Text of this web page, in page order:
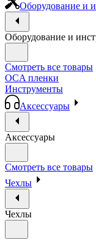
Оборудование и
Оборудование и
Смотреть все товары
OCA пленки
Инструменты
Аксессуары
Аксессуары
Смотреть все товары
Чехлы
Чехлы